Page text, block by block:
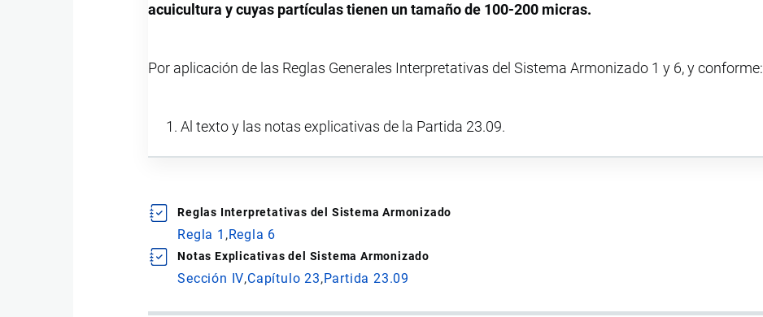
acuicultura y cuyas partículas tienen un tamaño de 100-200 micras.
Por aplicación de las Reglas Generales Interpretativas del Sistema Armonizado 1 y 6, y conforme:
Al texto y las notas explicativas de la Partida 23.09.
Reglas Interpretativas del Sistema Armonizado
Regla 1 Regla 6
Notas Explicativas del Sistema Armonizado
Sección IV Capítulo 23 Partida 23.09